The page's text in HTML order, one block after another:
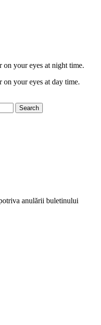
on your eyes at night time.
your eyes at day time.
Search
anulării buletinului